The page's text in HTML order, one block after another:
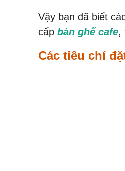
Vậy bạn đã biết
cấp bàn ghế cafe,
Các tiêu chí